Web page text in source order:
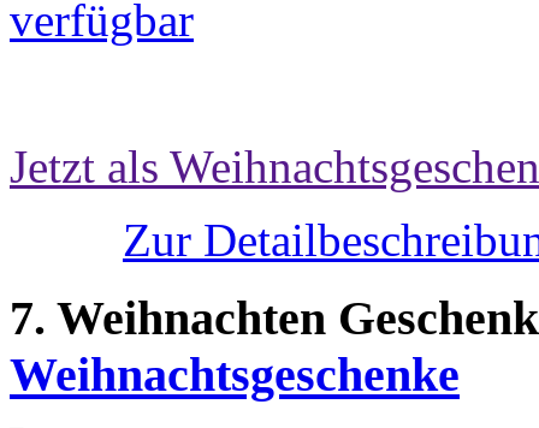
Jetzt als
Zur
7. Weihnachten
Weihnachtsgeschenke